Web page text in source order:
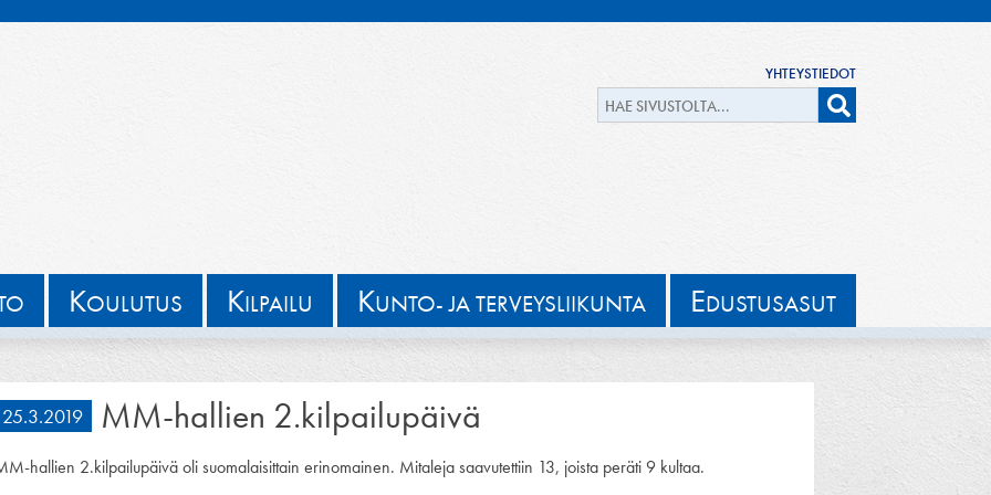
YHTEYSTIEDOT
KOULUTUS KILPAILU KUNTO- JA TERVEYSLIIKUNTA EDUSTUSASUT
25.3.2019 MM-hallien 2.kilpailupäivä
hallien 2.kilpailupäivä oli suomalaisittain erinomainen. Mitaleja saavutettiin 13, joista peräti 9 kultaa.